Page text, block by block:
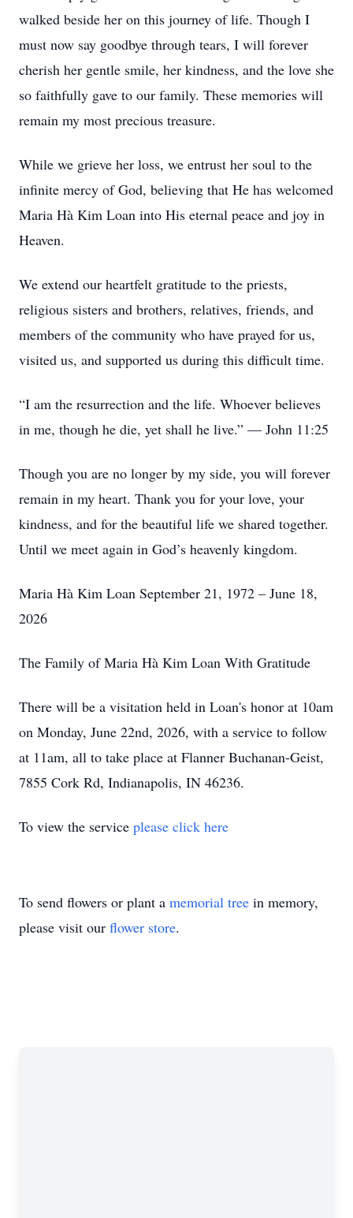
walked beside her on this journey of life. Though I
must now say goodbye through tears, I will forever
cherish her gentle smile, her kindness, and the love she
so faithfully gave to our family. These memories will
remain my most precious treasure.
While we grieve her loss, we entrust her soul to the
infinite mercy of God, believing that He has welcomed
Maria Hà Kim Loan into His eternal peace and joy in
Heaven.
We extend our heartfelt gratitude to the priests,
religious sisters and brothers, relatives, friends, and
members of the community who have prayed for us,
visited us, and supported us during this difficult time.
“I am the resurrection and the life. Whoever believes
in me, though he die, yet shall he live.” — John 11:25
Though you are no longer by my side, you will forever
remain in my heart. Thank you for your love, your
kindness, and for the beautiful life we shared together.
Until we meet again in God’s heavenly kingdom.
Maria Hà Kim Loan September 21, 1972 – June 18,
2026
The Family of Maria Hà Kim Loan With Gratitude
There will be a visitation held in Loan's honor at 10am
on Monday, June 22nd, 2026, with a service to follow
at 11am, all to take place at Flanner Buchanan-Geist,
7855 Cork Rd, Indianapolis, IN 46236.
To view the service please click here
To send flowers or plant a memorial tree in memory,
please visit our flower store.